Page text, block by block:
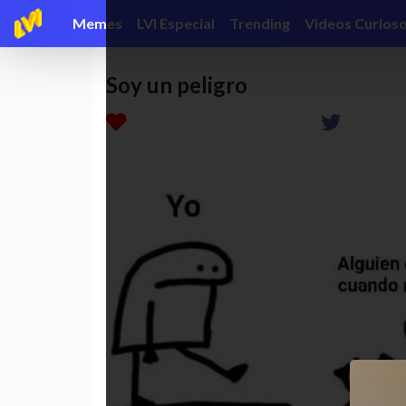
Memes LVI Especial Trending Videos
Soy un peligro